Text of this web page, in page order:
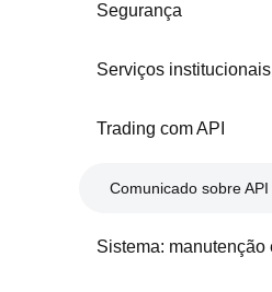
Segurança
Serviços institucionais
Trading com API
Comunicado sobre API